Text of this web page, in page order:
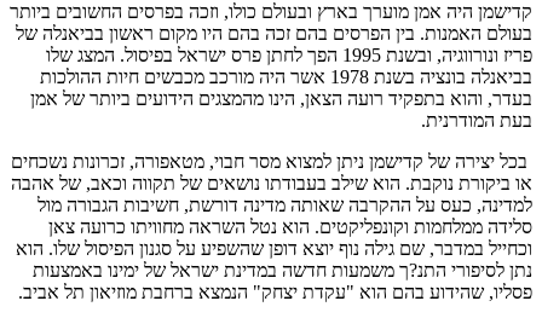
קדישמן היה אמן מוערך בארץ ובעולם כולו, וזכה בפרסים החשובים ביותר
בעולם האמנות. בין הפרסים בהם זכה בהם היו מקום ראשון בביאנלה של
פריז ונורווגיה, ובשנת 1995 הפך לחתן פרס ישראל בפיסול. המצג שלו
בביאנלה בונציה בשנת 1978 אשר היה מורכב מכבשים חיות ההולכות
בעדר, והוא בתפקיד רועה הצאן, הינו מהמצגים הידועים ביותר של אמן
בעת המודרנית.
בכל יצירה של קדישמן ניתן למצוא מסר חבוי, מטאפורה, זכרונות נשכחים
או ביקורת נוקבת. הוא שילב בעבודתו נושאים של תקווה וכאב, של אהבה
למדינה, כעס על ההקרבה שאותה מדינה דורשת, חשיבות הגבורה מול
סלידה ממלחמות וקונפליקטים. הוא נטל השראה מחוויתו כרועה צאן
וכחייל במדבר, שם גילה נוף יוצא דופן שהשפיע על סגנון הפיסול שלו. הוא
נתן לסיפורי התנ?ך משמעות חדשה במדינת ישראל של ימינו באמצעות
פסליו, שהידוע בהם הוא "עקדת יצחק" הנמצא ברחבת מוזיאון תל אביב.